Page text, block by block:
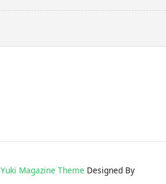
Yuki Magazine Theme Designed By